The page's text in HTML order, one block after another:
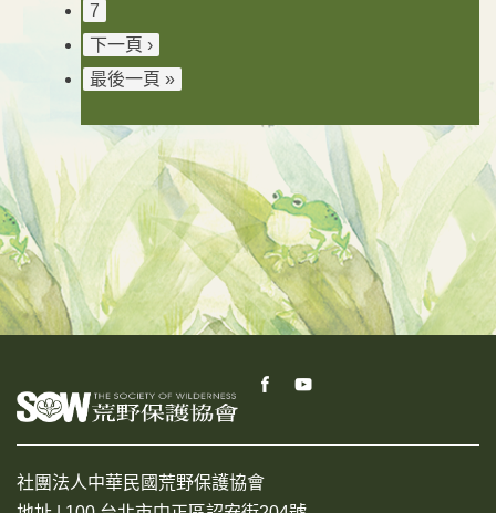
7
下一頁 ›
最後一頁 »
社團法人中華民國荒野保護協會